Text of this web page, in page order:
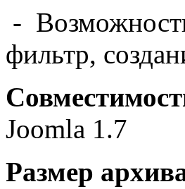
-
фильтр,
Joomla 1.7
Размер